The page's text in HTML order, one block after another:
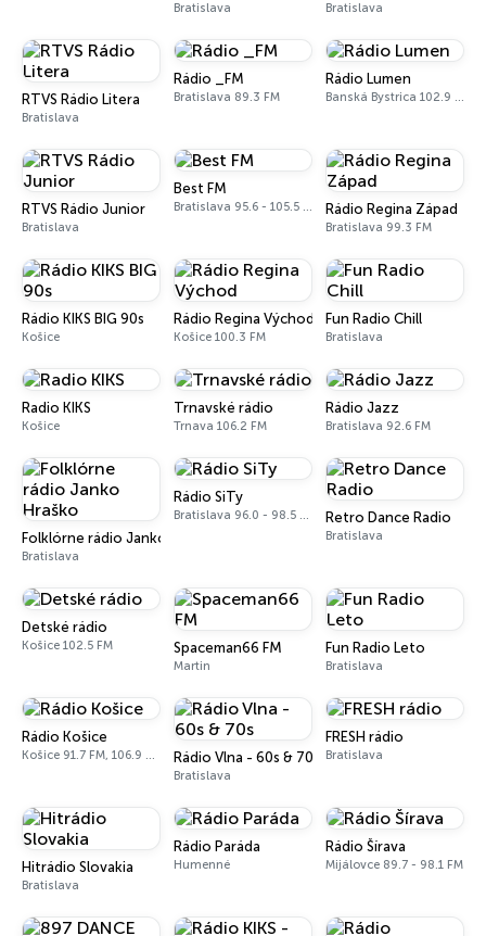
Bratislava Bratislava
RTVS Rádio Litera
Bratislava
Rádio _FM
Bratislava 89.3 FM
Rádio Lumen
Banská Bystrica 102.9 FM
RTVS Rádio Junior
Bratislava
Best FM
Bratislava 95.6 - 105.5 FM Rádio Regina Západ
Bratislava 99.3 FM
Rádio KIKS BIG 90s
Košice
Rádio Regina Východ
Košice 100.3 FM
Fun Radio Chill
Bratislava
Radio KIKS
Košice
Trnavské rádio
Trnava 106.2 FM
Rádio Jazz
Bratislava 92.6 FM
Folklórne rádio Janko Hraško
Bratislava
Rádio SiTy
Bratislava 96.0 - 98.5 FM Retro Dance Radio
Bratislava
Detské rádio
Košice 102.5 FM Spaceman66 FM
Martin
Fun Radio Leto
Bratislava
Rádio Košice
Košice 91.7 FM, 106.9 FM Rádio Vlna - 60s & 70s
Bratislava
FRESH rádio
Bratislava
Hitrádio Slovakia
Bratislava
Rádio Paráda
Humenné
Rádio Šírava
Mijálovce 89.7 - 98.1 FM